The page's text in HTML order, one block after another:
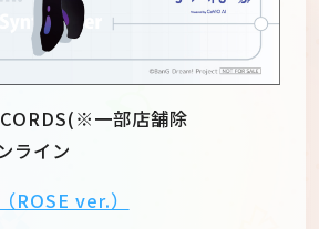
一部店舗除
ライン
ROSE ver.）